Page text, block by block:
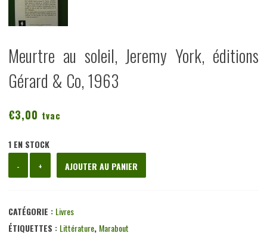
Meurtre au soleil, Jeremy York, éditions
Gérard & Co, 1963
€3,00 tvac
1 EN STOCK
-
de
au
soleil,
+ AJOUTER AU PANIER
CATÉGORIE : Livres
ÉTIQUETTES : Littérature, Marabout